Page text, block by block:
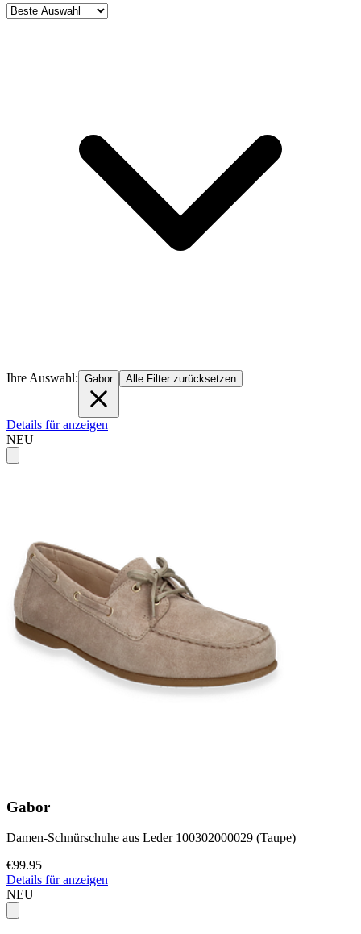
Ihre Auswahl: Gabor Alle Filter zurücksetzen
Details für anzeigen
NEU
Gabor
Damen-Schnürschuhe aus Leder 100302000029 (Taupe)
€99.95
Details für anzeigen
NEU